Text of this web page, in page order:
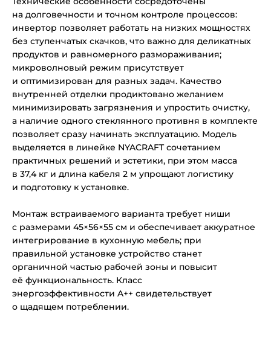
на долговечности и точном контроле процессов:
инвертор позволяет работать на низких мощностях
без ступенчатых скачков, что важно для деликатных
продуктов и равномерного размораживания;
микроволновый режим присутствует
и оптимизирован для разных задач. Качество
внутренней отделки продиктовано желанием
минимизировать загрязнения и упростить очистку,
а наличие одного стеклянного противня в комплекте
позволяет сразу начинать эксплуатацию. Модель
выделяется в линейке NYACRAFT сочетанием
практичных решений и эстетики, при этом масса
в 37,4 кг и длина кабеля 2 м упрощают логистику
и подготовку к установке.
Монтаж встраиваемого варианта требует ниши
с размерами 45×56×55 см и обеспечивает аккуратное
интегрирование в кухонную мебель; при
правильной установке устройство станет
органичной частью рабочей зоны и повысит
её функциональность. Класс
энергоэффективности A++ свидетельствует
о щадящем потреблении.